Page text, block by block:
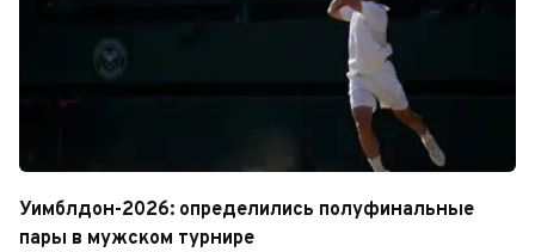
Уимблдон-2026: определились полуфинальные
пары в мужском турнире